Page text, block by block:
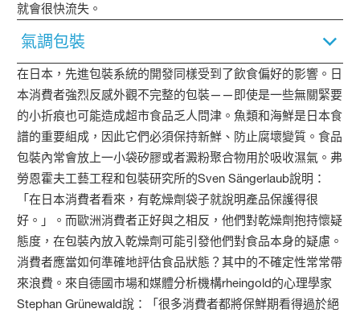
就會很快流失。
氣調包裝
在日本，先進包裝系統的開發同樣受到了飲食偏好的影響。日
本消費者強烈反感外觀不完整的包裝——即使是一些無關緊要
的小折痕也可能造成超市食品乏人問津。魚類和海鮮是日本食
譜的重要組成，因此它們必須保持新鮮、防止腐壞變質。食品
包裝內常會放上一小袋矽膠或者澱粉聚合物用於吸收濕氣。弗
勞恩霍夫工藝工程和包裝研究所的Sven Sängerlaub說明：
「在日本消費者看來，有乾燥劑袋子就說明產品保護得很
好。」。而歐洲消費者正好與之相反，他們對乾燥劑抱持懷疑
態度，在包裝內放入乾燥劑可能引發他們對食品本身的疑慮。
消費者應當如何準確地評估食品狀態？其中的不確定性常常帶
來浪費。來自德國市場和媒體分析機構rheingold的心理學家
Stephan Grünewald說：「很多消費者都將保鮮期看得過於絕